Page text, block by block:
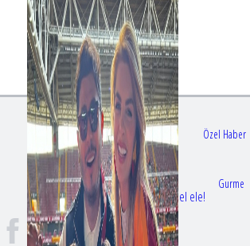
Bir dizi aşkı daha gerçek oldu: Sette el ele!
Gündem Sağlık Özel Haber
Doktorlar Gurme